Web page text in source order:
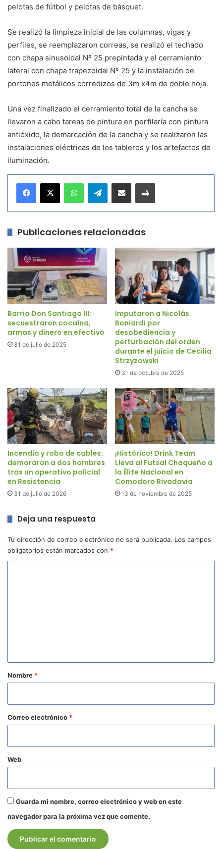
pelotas de fútbol y pelotas de básquet.
Se realizó la limpieza inicial de las columnas, vigas y
perfiles, se reemplazaron correas, se realizó el techado
con chapa sinusoidal Nº 25 prepintada y el cerramiento
lateral con chapa trapezoidal Nº 25 y la instalación de
portones metálicos corredizos de 3m x4m de doble hoja.
Una vez finalizado el cerramiento total de la cancha se
llevaron a cabo tareas de pintura en perfilaría con pintura
antióxido, la demarcación de la cancha y se realizaron las
instalaciones eléctricas de los tableros y los artefactos de
iluminación.
Telegram
Publicaciones relacionadas
Barrio Don Santiago III:
secuestraron cocaína,
armas y dinero en efectivo
31 de julio de 2025
Imputaron a Nicolás
Boniardi por
desobediencia y
perturbación del orden
durante el juicio de Cecilia
Strzyzowski
31 de octubre de 2025
Incendio y robo de cables:
demoraron a dos hombres
tras un operativo policial
en Resistencia
31 de julio de 2026
¡Histórico! Drink Team
Lleva al Futsal Chaqueño a
la Élite Nacional en
Comodoro Rivadavia
13 de noviembre de 2025
Deja una respuesta
Tu dirección de correo electrónico no será publicada. Los campos
obligatorios están marcados con *
r
o
*
Nombre *
Correo electrónico *
Web
Guarda mi nombre, correo electrónico y web en este
navegador para la próxima vez que comente.